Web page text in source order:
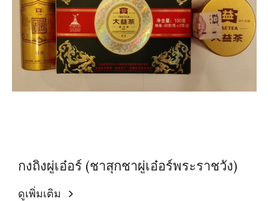
กงถิงผู่เอ๋อร์ (ชาสุกชาผู่เอ๋อร์พระราชวัง)
ดูเพิ่มเติม